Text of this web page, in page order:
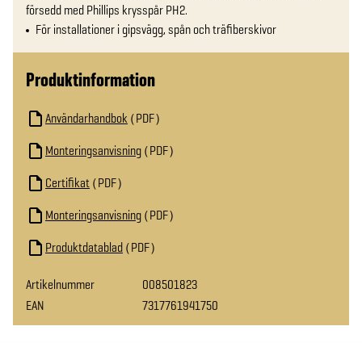
försedd med Phillips krysspår PH2.
För installationer i gipsvägg, spån och träfiberskivor
Produktinformation
Användarhandbok PDF
Monteringsanvisning PDF
Certifikat PDF
Monteringsanvisning PDF
Produktdatablad PDF
Artikelnummer
008501823
EAN
7317761941750